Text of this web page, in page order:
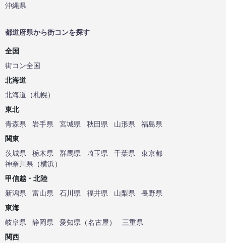
沖縄県
都道府県から街コンを探す
全国
街コン全国
北海道
北海道 （札幌）
東北
青森県
岩手県 宮城県 秋田県 山形県
福島県
関東
茨城県
栃木県 群馬県 埼玉県 千葉県
東京都
神奈川県 （横浜）
甲信越・北陸
新潟県
富山県 石川県 福井県 山梨県
長野県
東海
岐阜県
静岡県 愛知県 （名古屋）
三重県
関西